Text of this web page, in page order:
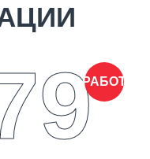
РАБОТ